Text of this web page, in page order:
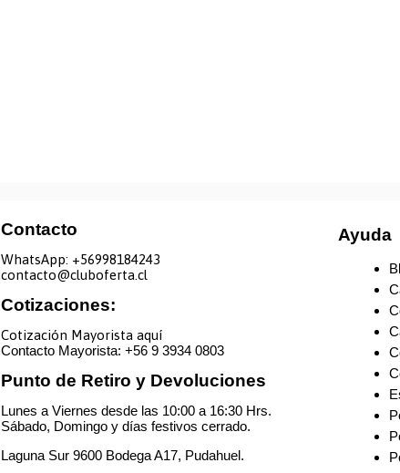
Contacto
WhatsApp: +56998184243
contacto@cluboferta.cl
Cotizaciones:
Cotización Mayorista aquí
Contacto Mayorista: +56 9 3934 0803
Punto de Retiro y Devoluciones
Lunes a Viernes desde las 10:00 a 16:30 Hrs.
Sábado, Domingo y días festivos cerrado.
Laguna Sur 9600 Bodega A17, Pudahuel.
Ayuda